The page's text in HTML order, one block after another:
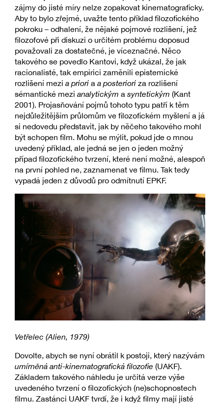
zájmy do jisté míry nelze zopakovat kinematograficky.
Aby to bylo zřejmé, uvažte tento příklad filozofického
pokroku – odhalení, že nějaké pojmové rozlišení, jež
filozofové při diskuzi o určitém problému doposud
považovali za dostatečné, je víceznačné. Něco
takového se povedlo Kantovi, když ukázal, že jak
racionalisté, tak empirici zaměnili epistemické
rozlišení mezia priori aa posteriori za rozlišení
sémantické mezianalytickým a syntetickým (Kant
2001). Projasňování pojmů tohoto typu patří k těm
nejdůležitějším průlomům ve filozofickém myšlení a já
si nedovedu představit, jak by něčeho takového mohl
být schopen film. Mohu se mýlit, pokud jde o mnou
uvedený příklad, ale jedná se jen o jeden možný
případ filozofického tvrzení, které není možné, alespoň
na první pohled ne, zaznamenat ve filmu. Tak tedy
vypadá jeden z důvodů pro odmítnutí EPKF.
Vetřelec (Alien, 1979)
Dovolte, abych se nyní obrátil k postoji, který nazývám
umírněná anti-kinematografická filozofie (UAKF).
Základem takového náhledu je určitá verze výše
uvedeného tvrzení o filozofických (ne)schopnostech
filmu. Zastánci UAKF tvrdí, že i když filmy mají jisté